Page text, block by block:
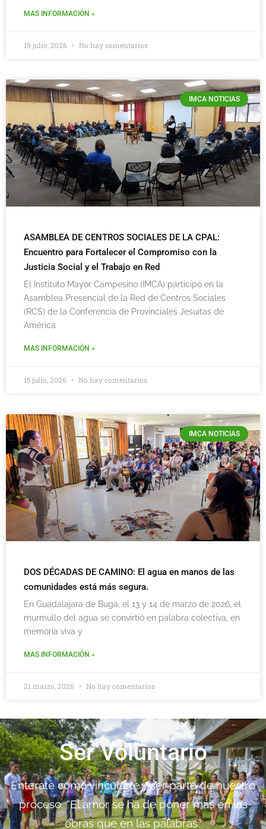
MAS INFORMACIÓN »
19 julio, 2026 No hay comentarios
IMCA NOTICIAS
ASAMBLEA DE CENTROS SOCIALES DE LA CPAL:
Encuentro para Fortalecer el Compromiso con la
Justicia Social y el Trabajo en Red
El Instituto Mayor Campesino (IMCA) participó en la
Asamblea Presencial de la Red de Centros Sociales
(RCS) de la Conferencia de Provinciales Jesuitas de
América
MAS INFORMACIÓN »
15 julio, 2026 No hay comentarios
IMCA NOTICIAS
DOS DÉCADAS DE CAMINO: El agua en manos de las
comunidades está más segura.
En Guadalajara de Buga, el 13 y 14 de marzo de 2026, el
murmullo del agua se convirtió en palabra colectiva, en
memoria viva y
MAS INFORMACIÓN »
21 marzo, 2026 No hay comentarios
Ser Voluntario
Enterate como vincularte y ser parte de nuestro
proceso. “El amor se ha de poner más en las
obras que en las palabras”